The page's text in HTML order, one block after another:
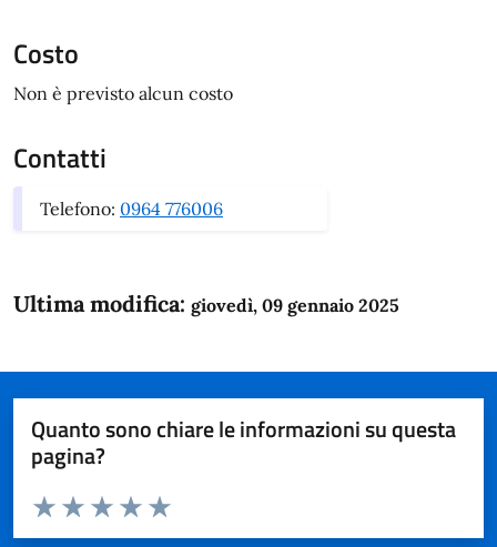
Costo
Non è previsto alcun costo
Contatti
Telefono: 0964 776006
Ultima modifica: giovedì, 09 gennaio 2025
Quanto sono chiare le informazioni su questa
pagina?
Domanda
Valuta da 1 a 5 stelle la pagina
Valuta 5 stelle su 5
Valuta 4 stelle su 5
Valuta 3 stelle su 5
Valuta 2 stelle su 5
Valuta 1 stelle su 5